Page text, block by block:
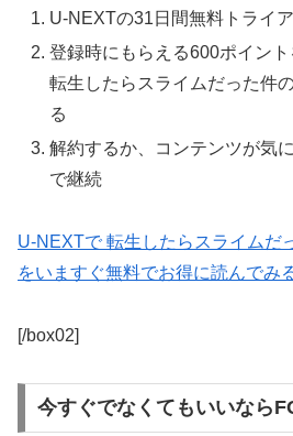
U-NEXTの31日間無料トライ
登録時にもらえる600ポイント
転生したらスライムだった件
る
解約するか、コンテンツが気
で継続
U-NEXTで 転生したらスライムだ
をいますぐ無料でお得に読んでみ
[/box02]
今すぐでなくてもいいなら